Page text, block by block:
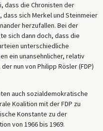
dass die Chronisten der
dass sich Merkel und Steinmeier
herzufallen. Bei der
sich dann doch, dass die
unterschiedliche
ein unansehnlicher, relativ
nun von Philipp Rösler (FDP)
auch sozialdemokratische
Koalition mit der FDP zu
Konstante zu der
von 1966 bis 1969.